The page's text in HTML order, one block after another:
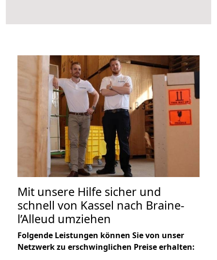
Mit unsere Hilfe sicher und
schnell von Kassel nach Braine-
l’Alleud umziehen
Folgende Leistungen können Sie von unser
Netzwerk zu erschwinglichen Preise erhalten: